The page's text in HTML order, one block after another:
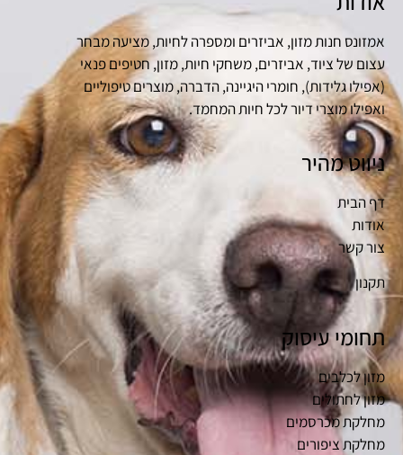
אמזונס חנות מזון, אביזרים ומספרה לחיות, מציעה מבחר
עצום של ציוד, אביזרים, משחקי חיות, מזון, חטיפים פנאי
(אפילו גלידות), חומרי היגיינה, הדברה, מוצרים טיפוליים
ואפילו מוצרי דיור לכל חיות המחמד.
ניווט מהיר
דף הבית
אודות
צור קשר
תקנון
תחומי עיסוק
מזון לכלבים
מזון לחתולים
מחלקת מכרסמים
מחלקת ציפורים